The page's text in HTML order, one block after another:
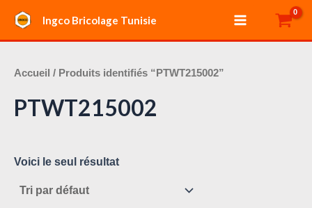
contenu
Ingco Bricolage Tunisie
Main
Menu
Accueil / Produits identifiés “PTWT215002”
PTWT215002
Voici le seul résultat